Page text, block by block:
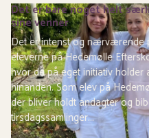
Det er bare noget helt
sine venner
Det er intenst og nærværende
eleverne på Hedemølle
hvor de på eget initiativ
hinanden. Som elev på
der bliver holdt andagter og
tirsdagssamlinger...